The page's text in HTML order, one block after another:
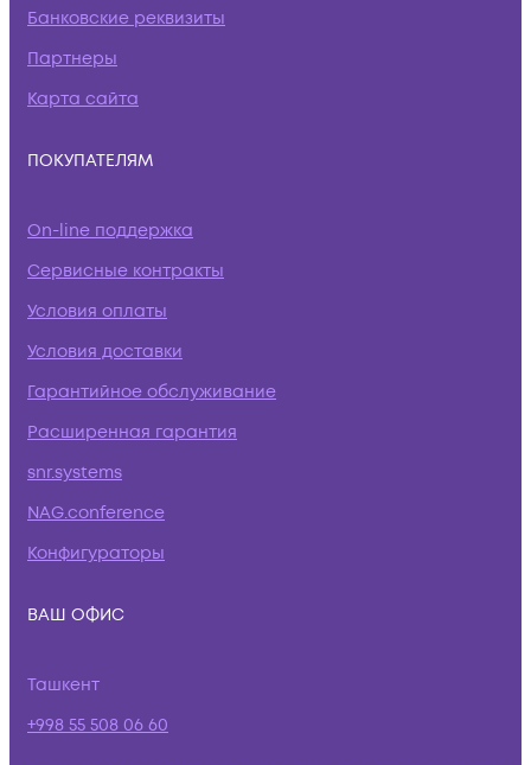
Банковские реквизиты
Партнеры
Карта сайта
ПОКУПАТЕЛЯМ
On-line поддержка
Сервисные контракты
Условия оплаты
Условия доставки
Гарантийное обслуживание
Расширенная гарантия
snr.systems
NAG.conference
Конфигураторы
ВАШ ОФИС
Ташкент
+998 55 508 06 60